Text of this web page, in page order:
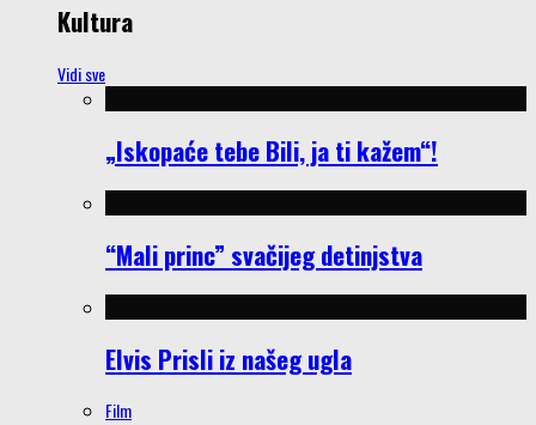
Kultura
Vidi sve
„Iskopaće tebe Bili, ja ti kažem“!
“Mali princ” svačijeg detinjstva
Elvis Prisli iz našeg ugla
Film